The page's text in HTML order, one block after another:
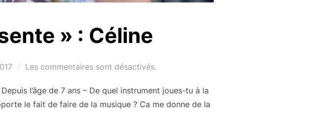
» : Céline
Les commentaires sont désactivés.
l’âge de 7 ans – De quel instrument joues-tu à la
le fait de faire de la musique ? Ca me donne de la